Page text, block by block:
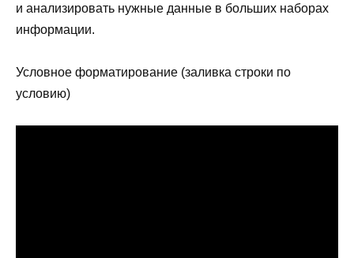
и анализировать нужные данные в больших наборах
информации.
Условное форматирование (заливка строки по
условию)